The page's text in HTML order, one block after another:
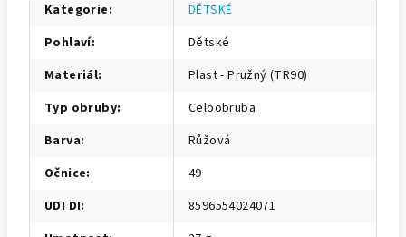
Kategorie:
DĚTSKÉ
Pohlaví:
Dětské
Materiál:
Plast - Pružný (TR90)
Typ obruby:
Celoobruba
Barva:
Růžová
Očnice:
49
UDI DI:
8596554024071